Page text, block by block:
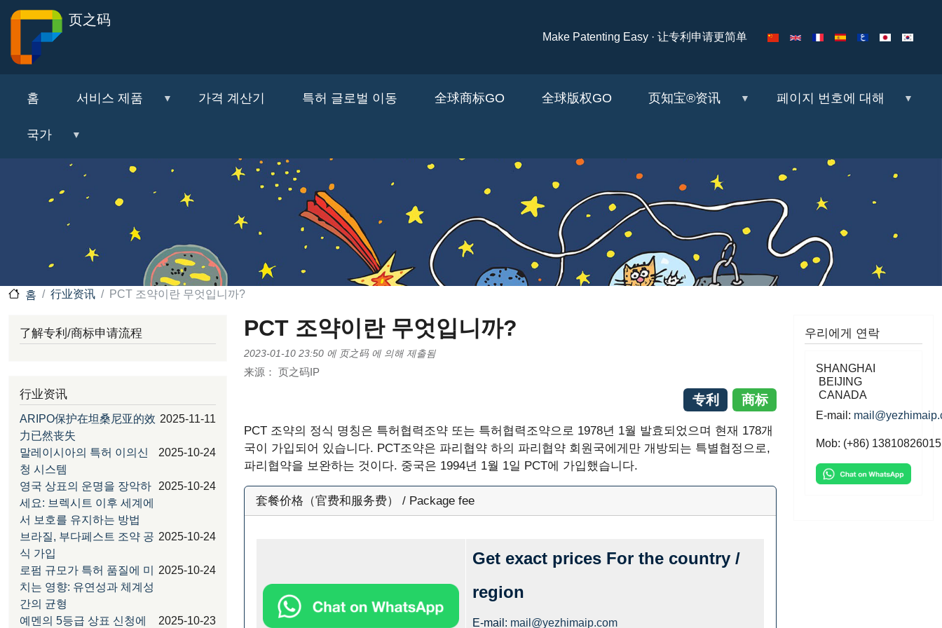
页之码
Make Patenting Easy · 让专利申请更简单
홈 서비스 제품 가격 계산기 특허 글로벌 이동 全球商标GO 全球版权GO 页知宝®资讯 페이지 번호에 대해
국가
홈 行业资讯 PCT 조약이란 무엇입니까?
PCT 조약이란 무엇입니까?
2023-01-10 23:50 에 页之码 에 의해 제출됨
来源： 页之码IP
专利 商标
PCT 조약의 정식 명칭은 특허협력조약 또는 특허협력조약으로 1978년 1월 발효되었으며 현재 178개
국이 가입되어 있습니다. PCT조약은 파리협약 하의 파리협약 회원국에게만 개방되는 특별협정으로,
파리협약을 보완하는 것이다. 중국은 1994년 1월 1일 PCT에 가입했습니다.
套餐价格（官费和服务费） / Package fee
Get exact prices For the country /
region
E-mail: mail@yezhimaip.com
了解专利/商标申请流程
行业资讯
ARIPO保护在坦桑尼亚的效
力已然丧失
2025-11-11
말레이시아의 특허 이의신
청 시스템
2025-10-24
영국 상표의 운명을 장악하
세요: 브렉시트 이후 세계에
서 보호를 유지하는 방법
2025-10-24
브라질, 부다페스트 조약 공
식 가입
2025-10-24
로펌 규모가 특허 품질에 미
치는 영향: 유연성과 체계성
간의 균형
2025-10-24
예멘의 5등급 상표 신청에
2025-10-23
우리에게 연락
SHANGHAI
BEIJING
CANADA
E-mail:
Mob: (+86) 13810826015